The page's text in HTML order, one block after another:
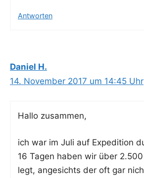
Antworten
Daniel H.
14. November 2017 um 14:45 Uhr
Hal­lo zusammen,
ich war im Juli auf Expe­di­ti­on
16 Tagen haben wir über
legt, ange­sichts der oft gar